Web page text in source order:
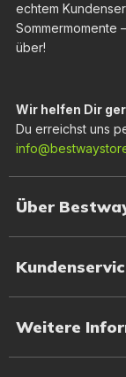
echtem
Sommermomente
über!
Wir helfen Dir
Du erreichst uns
Über
Weitere